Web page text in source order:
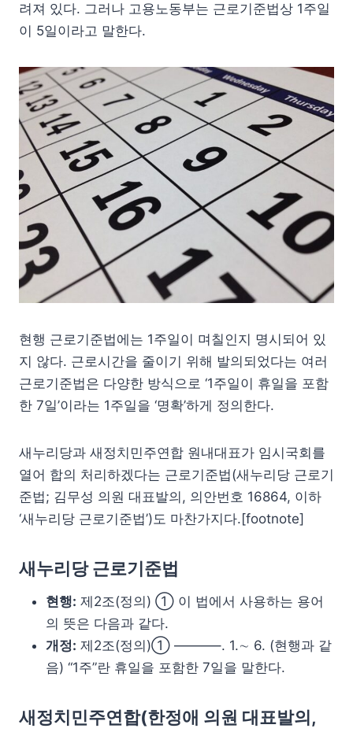
려져 있다. 그러나 고용노동부는 근로기준법상 1주일
이 5일이라고 말한다.
현행 근로기준법에는 1주일이 며칠인지 명시되어 있
지 않다. 근로시간을 줄이기 위해 발의되었다는 여러
근로기준법은 다양한 방식으로 ‘1주일이 휴일을 포함
한 7일’이라는 1주일을 ‘명확’하게 정의한다.
새누리당과 새정치민주연합 원내대표가 임시국회를
열어 합의 처리하겠다는 근로기준법(새누리당 근로기
준법; 김무성 의원 대표발의, 의안번호 16864, 이하
‘새누리당 근로기준법’)도 마찬가지다.[footnote]
새누리당 근로기준법
현행: 제2조(정의) ① 이 법에서 사용하는 용어
의 뜻은 다음과 같다.
개정: 제2조(정의)① ———–. 1.∼ 6. (현행과 같
음) “1주”란 휴일을 포함한 7일을 말한다.
새정치민주연합(한정애 의원 대표발의,